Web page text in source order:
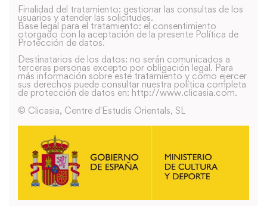
Finalidad del tratamiento: gestionar las consultas de los
usuarios y atender las solicitudes.
Base legal para el tratamiento: el consentimiento
otorgado con la aceptación de la presente Política de
Protección de datos.
Destinatarios de los datos: no serán comunicados a
terceras personas excepto por obligación legal. Para
más información sobre este tratamiento y como ejercer
sus derechos puede consultar nuestra política completa
de protección de datos en: http://www.clicasia.com.
© Clicasia, Centre d'Estudis Orientals, SL